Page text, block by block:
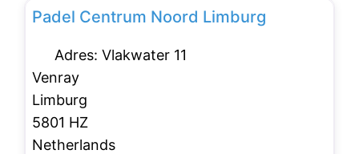
Padel Centrum Noord Limburg
Adres: Vlakwater 11
Venray
Limburg
5801 HZ
Netherlands